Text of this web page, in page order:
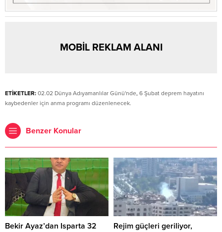
MOBİL REKLAM ALANI
ETİKETLER: 02.02 Dünya Adıyamanlılar Günü'nde, 6 Şubat deprem hayatını
kaybedenler için anma programı düzenlenecek.
Benzer Konular
Bekir Ayaz’dan Isparta 32
Rejim güçleri geriliyor,